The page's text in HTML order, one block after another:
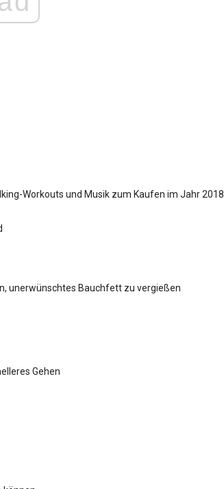
Workouts und Musik zum Kaufen im Jahr 2018
unerwünschtes Bauchfett zu vergießen
Gehen